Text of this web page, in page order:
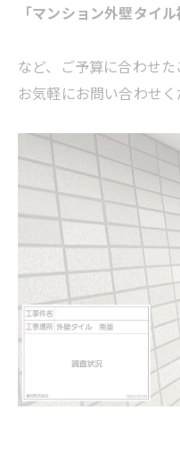
「マンション外壁タイ
など、ご予算に合わせ
お気軽にお問い合わせ